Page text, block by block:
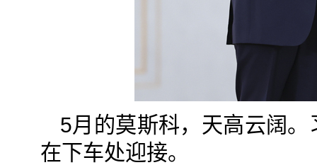
5月的莫斯科，天高云阔
在下车处迎接。